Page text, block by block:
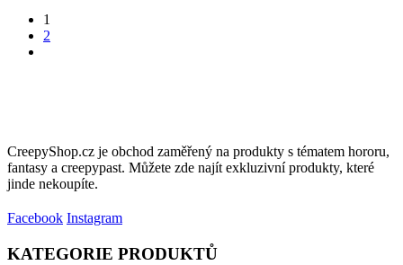
1
2
CreepyShop.cz je obchod zaměřený na produkty s tématem hororu,
fantasy a creepypast. Můžete zde najít exkluzivní produkty, které
jinde nekoupíte.
Facebook Instagram
KATEGORIE PRODUKTŮ